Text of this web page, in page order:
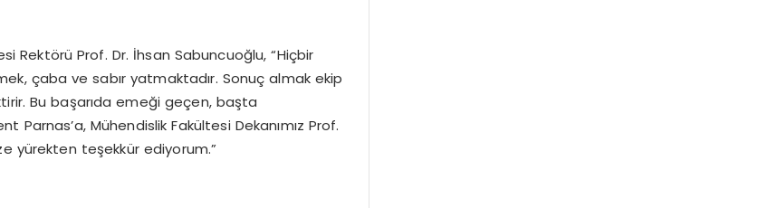
Rektörü Prof. Dr. İhsan Sabuncuoğlu, “Hiçbir
çaba ve sabır yatmaktadır. Sonuç almak ekip
Bu başarıda emeği geçen, başta
Parnas’a, Mühendislik Fakültesi Dekanımız Prof.
yürekten teşekkür ediyorum.”